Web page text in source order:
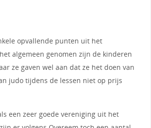
opvallende punten uit het
algemeen genomen zijn de kinderen
ze gaven wel aan dat ze het doen van
judo tijdens de lessen niet op prijs
een zeer goede vereniging uit het